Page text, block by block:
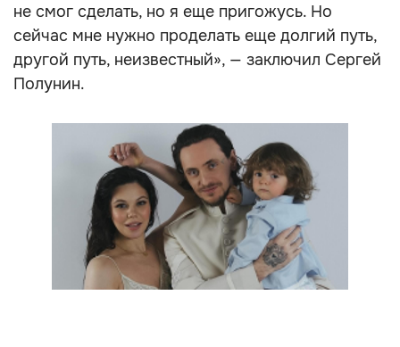
не смог сделать, но я еще пригожусь. Но
сейчас мне нужно проделать еще долгий путь,
другой путь, неизвестный», — заключил Сергей
Полунин.